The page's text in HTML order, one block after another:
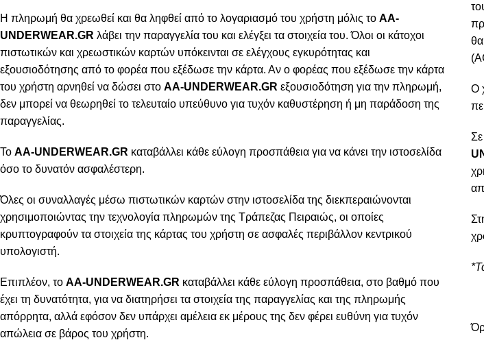
Η πληρωμή θα χρεωθεί και θα ληφθεί από το λογαριασμό του χρήστη μόλις το AA-
UNDERWEAR.GR λάβει την παραγγελία του και ελέγξει τα στοιχεία του. Όλοι οι κάτοχοι
πιστωτικών και χρεωστικών καρτών υπόκεινται σε ελέγχους εγκυρότητας και
εξουσιοδότησης από το φορέα που εξέδωσε την κάρτα. Αν ο φορέας που εξέδωσε την κάρτα
του χρήστη αρνηθεί να δώσει στο AA-UNDERWEAR.GR εξουσιοδότηση για την πληρωμή,
δεν μπορεί να θεωρηθεί το τελευταίο υπεύθυνο για τυχόν καθυστέρηση ή μη παράδοση της
παραγγελίας.
Το AA-UNDERWEAR.GR καταβάλλει κάθε εύλογη προσπάθεια για να κάνει την ιστοσελίδα
όσο το δυνατόν ασφαλέστερη.
Όλες οι συναλλαγές μέσω πιστωτικών καρτών στην ιστοσελίδα της διεκπεραιώνονται
χρησιμοποιώντας την τεχνολογία πληρωμών της Τράπεζας Πειραιώς, οι οποίες
κρυπτογραφούν τα στοιχεία της κάρτας του χρήστη σε ασφαλές περιβάλλον κεντρικού
υπολογιστή.
Επιπλέον, το AA-UNDERWEAR.GR καταβάλλει κάθε εύλογη προσπάθεια, στο βαθμό που
έχει τη δυνατότητα, για να διατηρήσει τα στοιχεία της παραγγελίας και της πληρωμής
απόρρητα, αλλά εφόσον δεν υπάρχει αμέλεια εκ μέρους της δεν φέρει ευθύνη για τυχόν
απώλεια σε βάρος του χρήστη.
θα
Ο